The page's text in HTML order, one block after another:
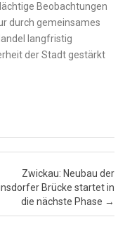
Beobachtungen
durch gemeinsames
langfristig
der Stadt gestärkt
Zwickau: Neubau der
Brücke startet in
die nächste Phase →